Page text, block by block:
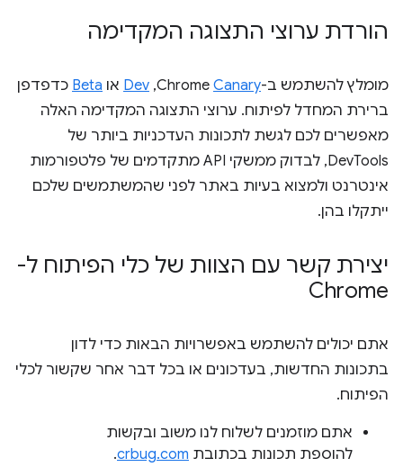
הורדת ערוצי התצוגה המקדימה
מומלץ להשתמש ב-ChromeCanary
,‏
Dev או Beta כדפדפן
ברירת המחדל לפיתוח. ערוצי התצוגה המקדימה האלה
מאפשרים לכם לגשת לתכונות העדכניות ביותר של
DevTools, לבדוק ממשקי API מתקדמים של פלטפורמות
אינטרנט ולמצוא בעיות באתר לפני שהמשתמשים שלכם
ייתקלו בהן.
יצירת קשר עם הצוות של כלי הפיתוח ל-
Chrome
אתם יכולים להשתמש באפשרויות הבאות כדי לדון
בתכונות החדשות, בעדכונים או בכל דבר אחר שקשור לכלי
הפיתוח.
אתם מוזמנים לשלוח לנו משוב ובקשות
להוספת תכונות בכתובת crbug.com
.